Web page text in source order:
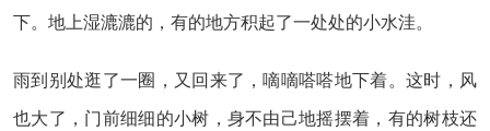
下。地上湿漉漉的，有的地方积起了一处处的小水洼。
雨到别处逛了一圈，又回来了，嘀嘀嗒嗒地下着。这时，风
也大了，门前细细的小树，身不由己地摇摆着，有的树枝还